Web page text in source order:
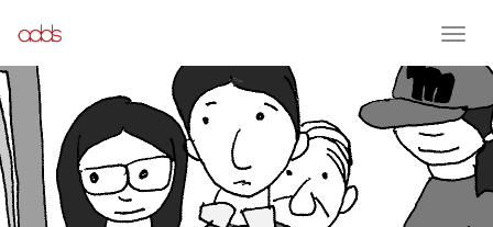
T
g
l
e
n